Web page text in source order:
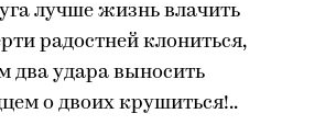
лучше жизнь влачить
радостней клониться,
два удара выносить
о двоих крушиться!..